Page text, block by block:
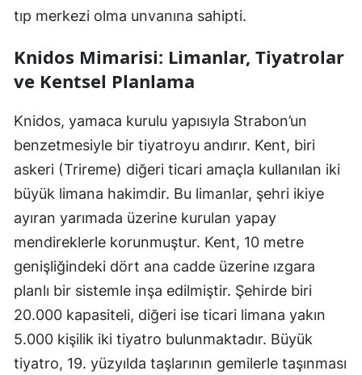
tıp merkezi olma unvanına sahipti.
Knidos Mimarisi: Limanlar, Tiyatrolar
ve Kentsel Planlama
Knidos, yamaca kurulu yapısıyla Strabon’un
benzetmesiyle bir tiyatroyu andırır. Kent, biri
askeri (Trireme) diğeri ticari amaçla kullanılan iki
büyük limana hakimdir. Bu limanlar, şehri ikiye
ayıran yarımada üzerine kurulan yapay
mendireklerle korunmuştur. Kent, 10 metre
genişliğindeki dört ana cadde üzerine ızgara
planlı bir sistemle inşa edilmiştir. Şehirde biri
20.000 kapasiteli, diğeri ise ticari limana yakın
5.000 kişilik iki tiyatro bulunmaktadır. Büyük
tiyatro, 19. yüzyılda taşlarının gemilerle taşınması